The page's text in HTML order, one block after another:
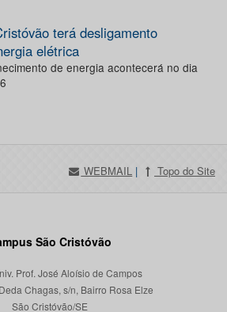
terá desligamento
elétrica
de energia acontecerá no dia
WEBMAIL | Topo do Site
São Cristóvão
Prof. José Aloísio de Campos
Chagas, s/n, Bairro Rosa Elze
São Cristóvão/SE